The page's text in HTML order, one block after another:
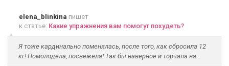
elena_blinkina пишет
к статье: Какие упражнения вам помогут похудеть?
Я тоже кардинально поменялась, после того, как сбросила 12
кг! Помолодела, посвежела! Так бы наверное и торчала на...